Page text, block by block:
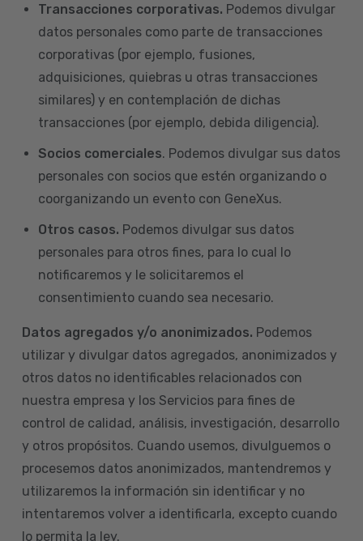
Transacciones corporativas. Podemos divulgar
datos personales como parte de transacciones
corporativas (por ejemplo, fusiones,
adquisiciones, quiebras u otras transacciones
similares) y en contemplación de dichas
transacciones (por ejemplo, debida diligencia).
Socios comerciales. Podemos divulgar sus datos
personales con socios que estén organizando o
coorganizando un evento con GeneXus.
Otros casos. Podemos divulgar sus datos
personales para otros fines, para lo cual lo
notificaremos y le solicitaremos el
consentimiento cuando sea necesario.
Datos agregados y/o anonimizados. Podemos
utilizar y divulgar datos agregados, anonimizados y
otros datos no identificables relacionados con
nuestra empresa y los Servicios para fines de
control de calidad, análisis, investigación, desarrollo
y otros propósitos. Cuando usemos, divulguemos o
procesemos datos anonimizados, mantendremos y
utilizaremos la información sin identificar y no
intentaremos volver a identificarla, excepto cuando
lo permita la ley.